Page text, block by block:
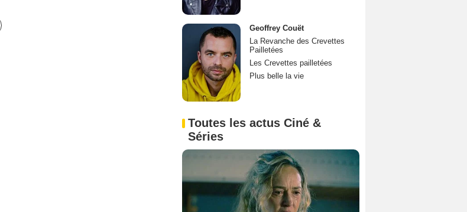
Geoffrey Couët
La Revanche des Crevettes
Pailletées
Les Crevettes pailletées
Plus belle la vie
Toutes les actus Ciné &
Séries